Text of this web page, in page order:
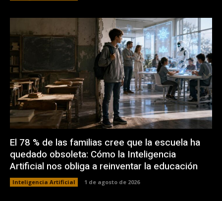
El 78 % de las familias cree que la escuela ha
quedado obsoleta: Cómo la Inteligencia
Artificial nos obliga a reinventar la educación
Inteligencia Artificial 1 de agosto de 2026